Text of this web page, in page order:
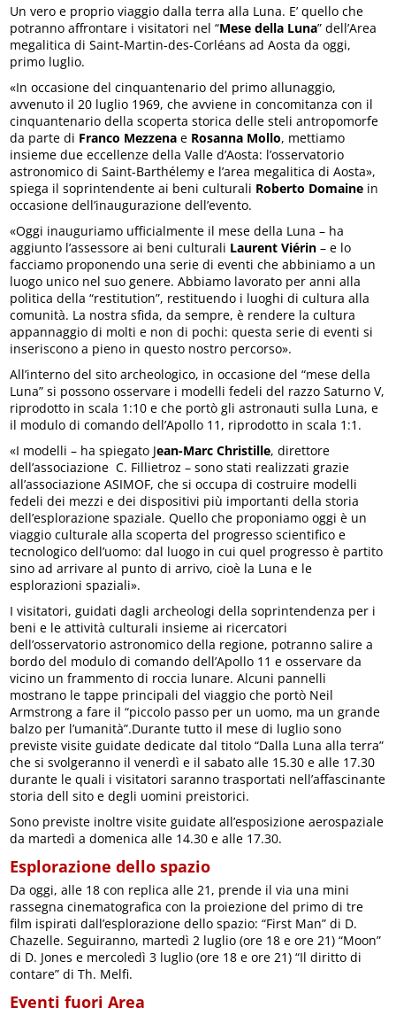
Un vero e proprio viaggio dalla terra alla Luna. E’ quello che
potranno affrontare i visitatori nel “Mese della Luna” dell’Area
megalitica di Saint-Martin-des-Corléans ad Aosta da oggi,
primo luglio.
«In occasione del cinquantenario del primo allunaggio,
avvenuto il 20 luglio 1969, che avviene in concomitanza con il
cinquantenario della scoperta storica delle steli antropomorfe
da parte di Franco Mezzena e Rosanna Mollo, mettiamo
insieme due eccellenze della Valle d’Aosta: l’osservatorio
astronomico di Saint-Barthélemy e l’area megalitica di Aosta»,
spiega il soprintendente ai beni culturali Roberto Domaine in
occasione dell’inaugurazione dell’evento.
«Oggi inauguriamo ufficialmente il mese della Luna – ha
aggiunto l’assessore ai beni culturali Laurent Viérin – e lo
facciamo proponendo una serie di eventi che abbiniamo a un
luogo unico nel suo genere. Abbiamo lavorato per anni alla
politica della “restitution”, restituendo i luoghi di cultura alla
comunità. La nostra sfida, da sempre, è rendere la cultura
appannaggio di molti e non di pochi: questa serie di eventi si
inseriscono a pieno in questo nostro percorso».
All’interno del sito archeologico, in occasione del “mese della
Luna” si possono osservare i modelli fedeli del razzo Saturno V,
riprodotto in scala 1:10 e che portò gli astronauti sulla Luna, e
il modulo di comando dell’Apollo 11, riprodotto in scala 1:1.
«I modelli – ha spiegato Jean-Marc Christille, direttore
dell’associazione C. Fillietroz – sono stati realizzati grazie
all’associazione ASIMOF, che si occupa di costruire modelli
fedeli dei mezzi e dei dispositivi più importanti della storia
dell’esplorazione spaziale. Quello che proponiamo oggi è un
viaggio culturale alla scoperta del progresso scientifico e
tecnologico dell’uomo: dal luogo in cui quel progresso è partito
sino ad arrivare al punto di arrivo, cioè la Luna e le
esplorazioni spaziali».
I visitatori, guidati dagli archeologi della soprintendenza per i
beni e le attività culturali insieme ai ricercatori
dell’osservatorio astronomico della regione, potranno salire a
bordo del modulo di comando dell’Apollo 11 e osservare da
vicino un frammento di roccia lunare. Alcuni pannelli
mostrano le tappe principali del viaggio che portò Neil
Armstrong a fare il “piccolo passo per un uomo, ma un grande
balzo per l’umanità”.Durante tutto il mese di luglio sono
previste visite guidate dedicate dal titolo “Dalla Luna alla terra”
che si svolgeranno il venerdì e il sabato alle 15.30 e alle 17.30
durante le quali i visitatori saranno trasportati nell’affascinante
storia dell sito e degli uomini preistorici.
Sono previste inoltre visite guidate all’esposizione aerospaziale
da martedì a domenica alle 14.30 e alle 17.30.
Esplorazione dello spazio
Da oggi, alle 18 con replica alle 21, prende il via una mini
rassegna cinematografica con la proiezione del primo di tre
film ispirati dall’esplorazione dello spazio: “First Man” di D.
Chazelle. Seguiranno, martedì 2 luglio (ore 18 e ore 21) “Moon”
di D. Jones e mercoledì 3 luglio (ore 18 e ore 21) “Il diritto di
contare” di Th. Melfi.
Eventi fuori Area